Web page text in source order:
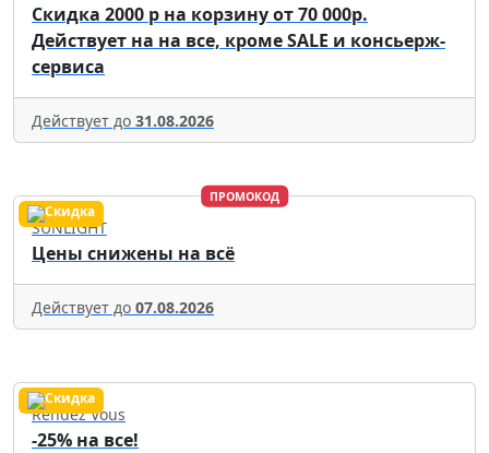
Скидка 2000 р на корзину от 70 000р.
Действует на на все, кроме SALE и консьерж-
сервиса
Действует до 31.08.2026
ПРОМОКОД
SUNLIGHT
Цены снижены на всё
Действует до 07.08.2026
Rendez Vous
-25% на все!